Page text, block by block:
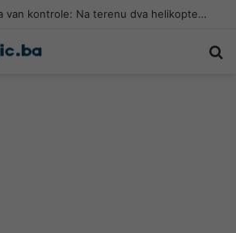
Požar kod Konjica van kontrole: Na terenu dva helikoptera, stižu i air traktori